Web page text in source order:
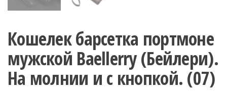
Кошелек барсетка портмоне
мужской Baellerry (Бейлери).
На молнии и с кнопкой. (07)